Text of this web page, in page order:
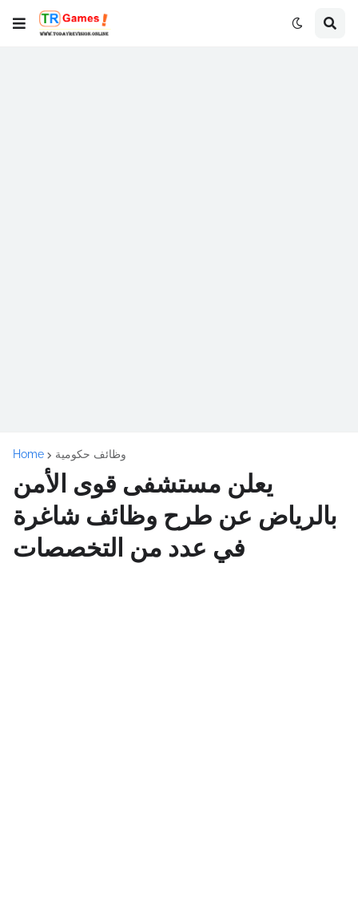
Home وظائف حكومية
يعلن مستشفى قوى الأمن
بالرياض عن طرح وظائف شاغرة
في عدد من التخصصات